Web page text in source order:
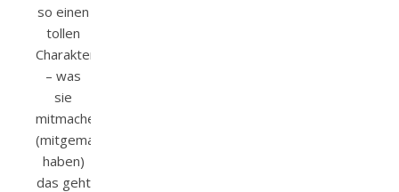
so einen
tollen
Charakter
– was
sie
mitmachen
(mitgemacht
haben)
das geht